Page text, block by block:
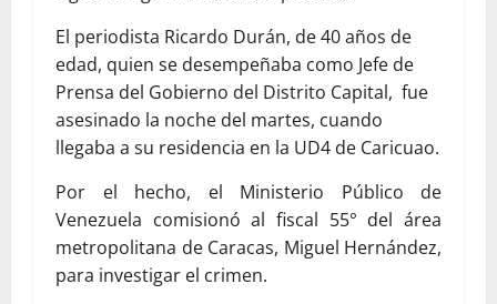
El periodista Ricardo Durán, de 40 años de
edad, quien se desempeñaba como Jefe de
Prensa del Gobierno del Distrito Capital, fue
asesinado la noche del martes, cuando
llegaba a su residencia en la UD4 de Caricuao.
Por el hecho, el Ministerio Público de
Venezuela comisionó al fiscal 55° del área
metropolitana de Caracas, Miguel Hernández,
para investigar el crimen.